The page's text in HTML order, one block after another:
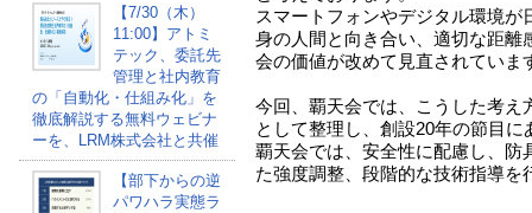
【7/30（木）
11:00】アトミ
テック、委託先
管理と社内教育
の「自動化・仕組み化」を
徹底解説する無料ウェビナ
ーを、LRM株式会社と共催
【部下からの逆
パワハラ実態ラ
スマートフォンやデジタル環境が
身の人間と向き合い、適切な距離
会の価値が改めて見直されていま
今回、覇天会では、こうした考え
として整理し、創設20年の節目
覇天会では、安全性に配慮し、防
た強度調整、段階的な技術指導を